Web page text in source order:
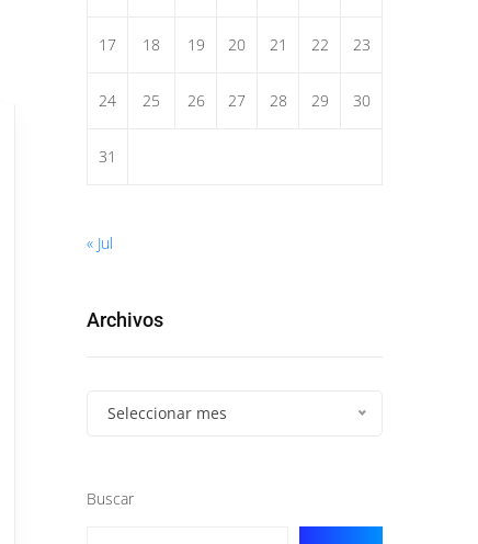
17 18 19 20 21 22 23
24 25 26 27 28 29 30
31
« Jul
Archivos
Seleccionar mes
Buscar